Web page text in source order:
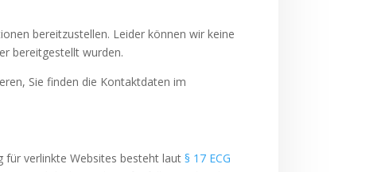
bereitzustellen. Leider können wir keine
bereitgestellt wurden.
Sie finden die Kontaktdaten im
für verlinkte Websites besteht laut§ 17 ECG